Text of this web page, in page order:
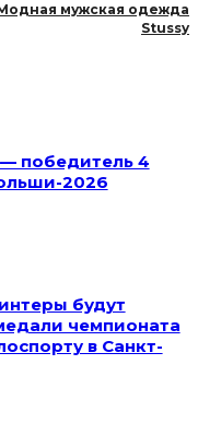
мужская одежда
Stussy
победитель 4
2026
будут
чемпионата
в Санкт-